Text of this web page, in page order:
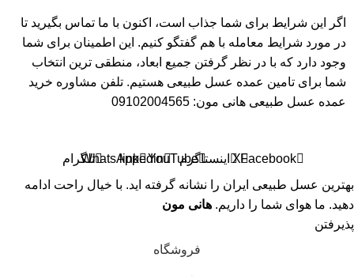
اگر این شرایط برای شما جذاب است، اکنون با ما تماس بگیرید تا
در مورد شرایط معامله با هم گفتگو کنیم. این اطمینان برای شما
وجود دارد که با در نظر گرفتن جمیع ابعاد، منطقی ترین انتخاب
شما برای تامین عمده عسل طبیعی هستیم. تلفن مشاوره خرید
عمده عسل طبیعی هانی مون: 09102004565
Facebook
X اینستاگرمYouTube
linkedin
WhatsAppتلگرام
بهترین عسل طبیعی ایران را نشانه گرفته اید. با خیال راحت ادامه
دهید. ما هوای شما را داریم. هانی مون
پذیرفتن
فروشگاه